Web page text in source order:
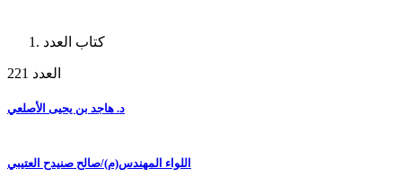
كتاب العدد
العدد 221
د. هاجد بن يحيى الأصلعي
اللواء المهندس(م)/صالح صنيدح العتيبي